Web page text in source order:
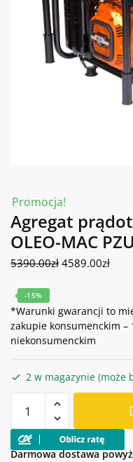
Promocja!
Agregat
OLEO-MAC
5390.00zł Pierwotna
5390.00zł.
4589.00zł
-15%
*Warunki gwarancji to
zakupie konsumenckim –
niekonsumenckim
2 w magazynie (może
Agregat
prądotwórczy
3F-
Darmowa dostawa